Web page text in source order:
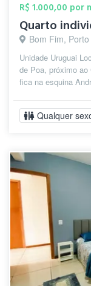
R$ 1.000,00 por
Quarto
Bom Fim,
Unidade Uruguai
de Poa, próximo
fica na esquina
Qualquer